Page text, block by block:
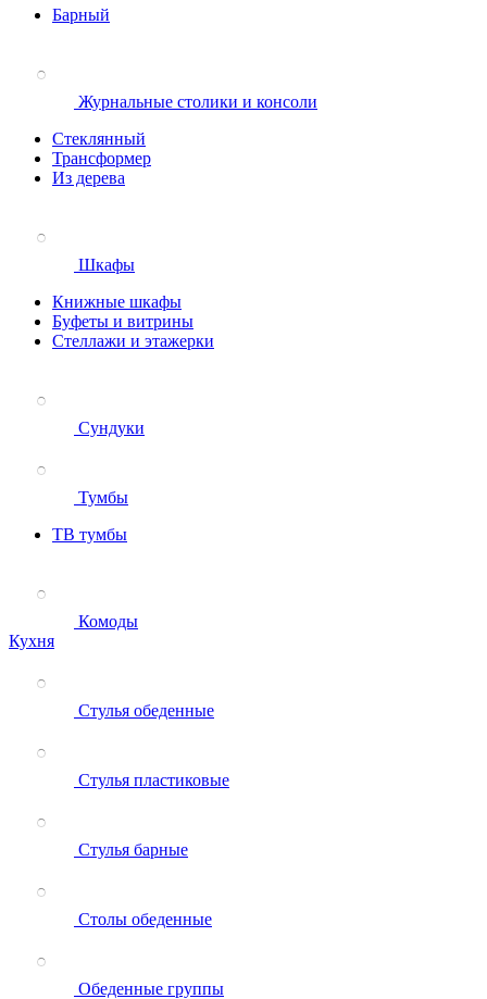
Барный
Журнальные столики и консоли
Стеклянный
Трансформер
Из дерева
Шкафы
Книжные шкафы
Буфеты и витрины
Стеллажи и этажерки
Сундуки
Тумбы
ТВ тумбы
Комоды
Кухня
Стулья обеденные
Стулья пластиковые
Стулья барные
Столы обеденные
Обеденные группы